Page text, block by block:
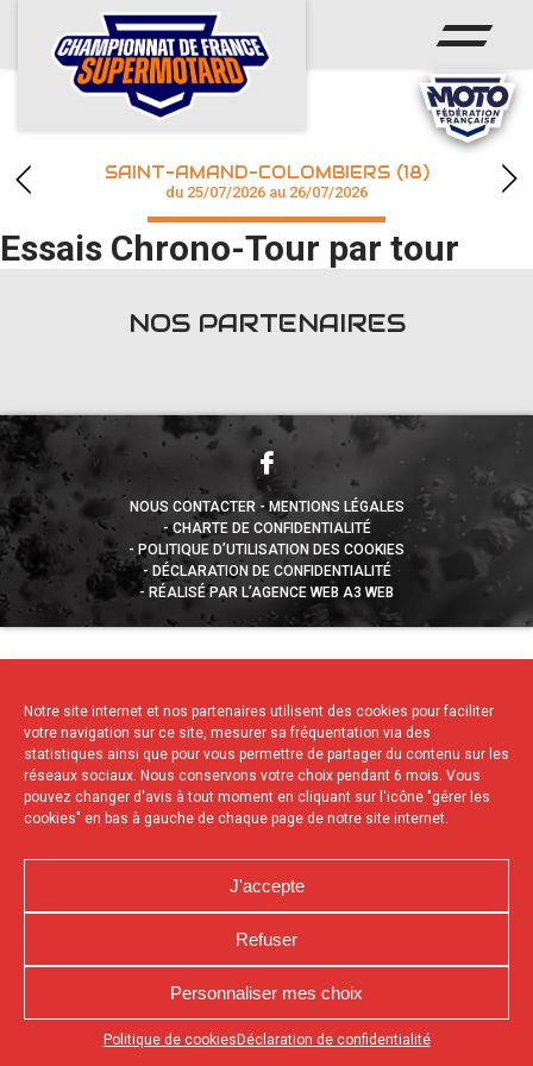
Notre site internet et nos partenaires utilisent des cookies pour faciliter
votre navigation sur ce site, mesurer sa fréquentation via des
statistiques ainsi que pour vous permettre de partager du contenu sur les
réseaux sociaux. Nous conservons votre choix pendant 6 mois. Vous
pouvez changer d'avis à tout moment en cliquant sur l'icône "gérer les
cookies" en bas à gauche de chaque page de notre site internet.
J'accepte
Refuser
Personnaliser mes choix
Politique de cookies Déclaration de confidentialité
Appuyez sur le bouton partager en bas de votre
ACCUEIL
ACTUS
CALENDRIER
CHAMPIONNAT
RÉSULTATS
SAINT-AMAND-COLOMBIERS (18)
du 25/07/2026 au 26/07/2026
Essais Chrono-Tour par tour
NOS PARTENAIRES
NOUS CONTACTER
MENTIONS LÉGALES
CHARTE DE CONFIDENTIALITÉ
POLITIQUE D’UTILISATION DES COOKIES
DÉCLARATION DE CONFIDENTIALITÉ
RÉALISÉ PAR L’AGENCE WEB A3 WEB